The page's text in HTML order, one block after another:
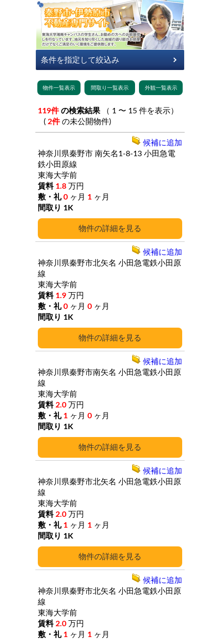
119件 の検索結果
( 2件 の未公開物件)
詳細
神奈川県秦野市 南矢名1-8-13 小田急電
鉄小田原線
東海大学前
1.8 万円
0 ヶ月 1 ヶ月
1K
候補に追加
詳細
神奈川県秦野市北矢名 小田急電鉄小田原
線
東海大学前
1.9 万円
0 ヶ月 0 ヶ月
1K
候補に追加
詳細
神奈川県秦野市南矢名 小田急電鉄小田原
線
東海大学前
2.0 万円
1 ヶ月 0 ヶ月
1K
候補に追加
詳細
神奈川県秦野市北矢名 小田急電鉄小田原
線
東海大学前
2.0 万円
1 ヶ月 1 ヶ月
1K
候補に追加
神奈川県秦野市北矢名 小田急電鉄小田原
線
東海大学前
2.0 万円
1 ヶ月 1 ヶ月
候補に追加